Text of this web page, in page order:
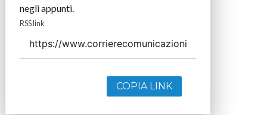
negli appunti.
RSS link
COPIA LINK